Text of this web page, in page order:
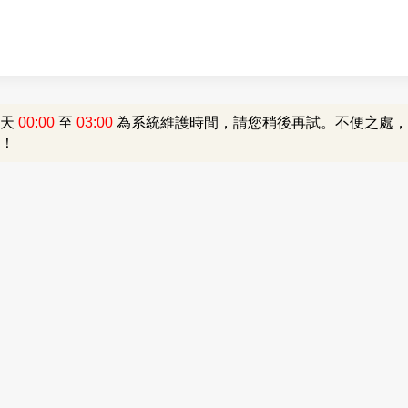
00:00 至 03:00 為系統維護時間，請您稍後再試。不便之處